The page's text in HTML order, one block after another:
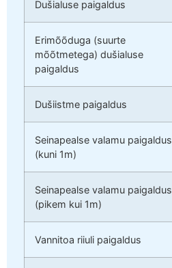
Dušialuse paigaldus
Erimõõduga (suurte
mõõtmetega) dušialuse
paigaldus
Dušiistme paigaldus
Seinapealse valamu paigaldus
(kuni 1m)
Seinapealse valamu paigaldus
(pikem kui 1m)
Vannitoa riiuli paigaldus